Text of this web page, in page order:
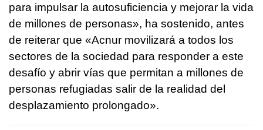
para impulsar la autosuficiencia y mejorar la vida
de millones de personas», ha sostenido, antes
de reiterar que «Acnur movilizará a todos los
sectores de la sociedad para responder a este
desafío y abrir vías que permitan a millones de
personas refugiadas salir de la realidad del
desplazamiento prolongado».